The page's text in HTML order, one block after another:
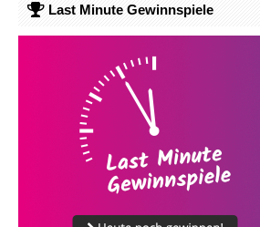
Last Minute Gewinnspiele